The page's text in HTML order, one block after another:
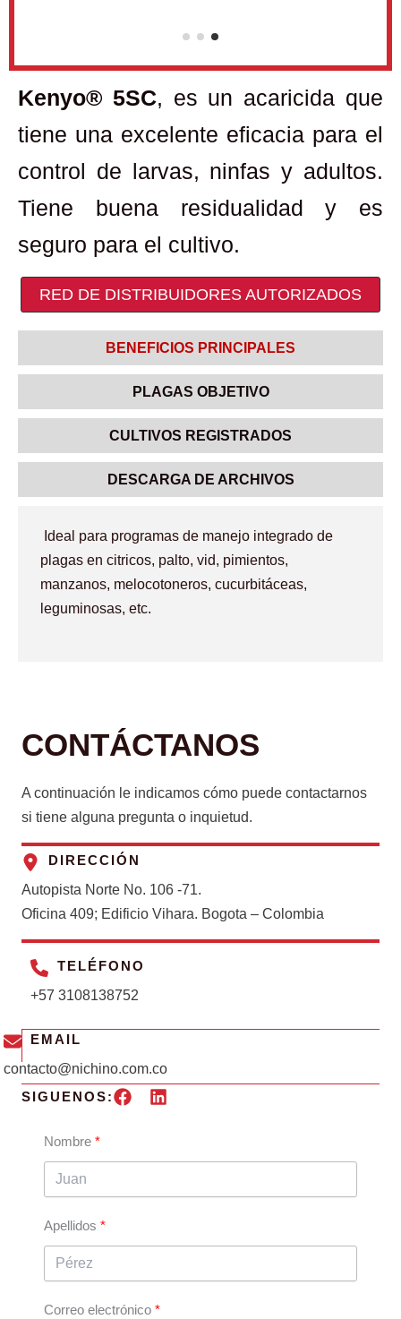
Kenyo® 5SC, es un acaricida que
tiene una excelente eficacia para el
control de larvas, ninfas y adultos.
Tiene buena residualidad y es
seguro para el cultivo.
RED DE DISTRIBUIDORES AUTORIZADOS
BENEFICIOS PRINCIPALES
PLAGAS OBJETIVO
CULTIVOS REGISTRADOS
DESCARGA DE ARCHIVOS
Ideal para programas de manejo integrado de
plagas en citricos, palto, vid, pimientos,
manzanos, melocotoneros, cucurbitáceas,
leguminosas, etc.
CONTÁCTANOS
A continuación le indicamos cómo puede contactarnos
si tiene alguna pregunta o inquietud.
DIRECCIÓN
Autopista Norte No. 106 -71.
Oficina 409; Edificio Vihara. Bogota – Colombia
TELÉFONO
+57 3108138752
EMAIL
contacto@nichino.com.co
SIGUENOS:
Nombre
Apellidos
Correo electrónico